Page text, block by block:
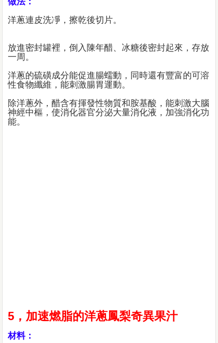
洋蔥連皮洗凈，擦乾後切片。
放進密封罐裡，倒入陳年醋、冰糖後密封起來，存放
一周。
洋蔥的硫磺成分能促進腸蠕動，同時還有豐富的可溶
性食物纖維，能刺激腸胃運動。
除洋蔥外，醋含有揮發性物質和胺基酸，能刺激大腦
神經中樞，使消化器官分泌大量消化液，加強消化功
能。
5，加速燃脂的洋蔥鳳梨奇異果汁
材料：